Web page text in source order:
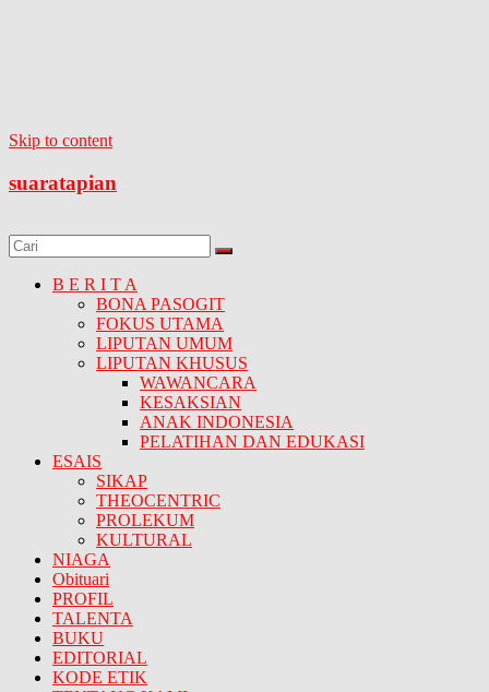
Skip to content
suaratapian
B E R I T A
BONA PASOGIT
FOKUS UTAMA
LIPUTAN UMUM
LIPUTAN KHUSUS
WAWANCARA
KESAKSIAN
ANAK INDONESIA
PELATIHAN DAN EDUKASI
ESAIS
SIKAP
THEOCENTRIC
PROLEKUM
KULTURAL
NIAGA
Obituari
PROFIL
TALENTA
BUKU
EDITORIAL
KODE ETIK